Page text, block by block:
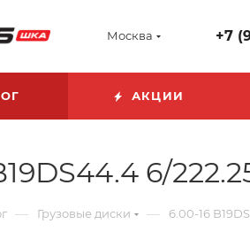
Москва +7
АКЦИИ
6/
— Грузовые диски — 6.00-16